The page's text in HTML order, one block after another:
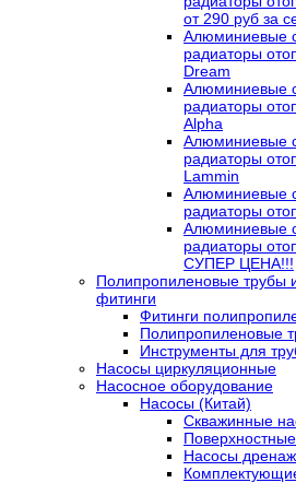
от 290 руб за
Алюминиевые
радиаторы
Dream
Алюминиевые
радиаторы
Alpha
Алюминиевые
радиаторы
Lammin
Алюминиевые
радиаторы
Алюминиевые
радиаторы
СУПЕР ЦЕНА!!!
Полипропиленовые трубы
фитинги
Фитинги
Полипропиленовые
Инструменты для
Насосы циркуляционные
Насосное оборудование
Насосы (Китай)
Скважинные
Насосы